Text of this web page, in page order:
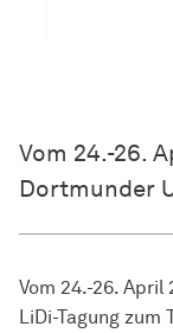
Vom 24.-26.
Dortmunder
Vom 24.-26.
LiDi-Tagung zum